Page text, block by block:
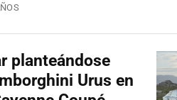
planteándose
Urus en